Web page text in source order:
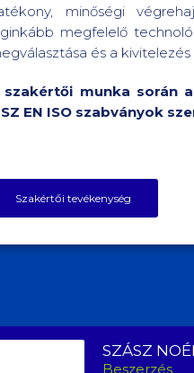
minőségi
megfelelő
és a kivitelezés
szakértői munka során
EN ISO szabványok
Szakértői tevékenység
SZÁSZ
Beszerzés